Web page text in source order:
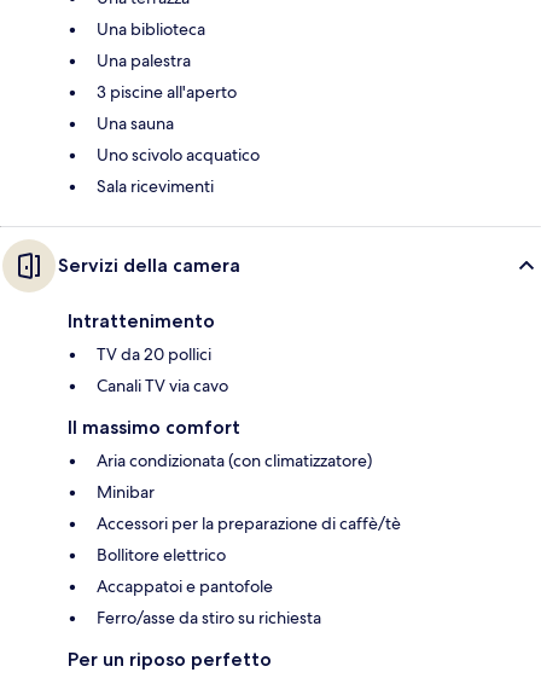
Una biblioteca
Una palestra
3 piscine all'aperto
Una sauna
Uno scivolo acquatico
Sala ricevimenti
Servizi della camera
Intrattenimento
TV da 20 pollici
Canali TV via cavo
Il massimo comfort
Aria condizionata (con climatizzatore)
Minibar
Accessori per la preparazione di caffè/tè
Bollitore elettrico
Accappatoi e pantofole
Ferro/asse da stiro su richiesta
Per un riposo perfetto